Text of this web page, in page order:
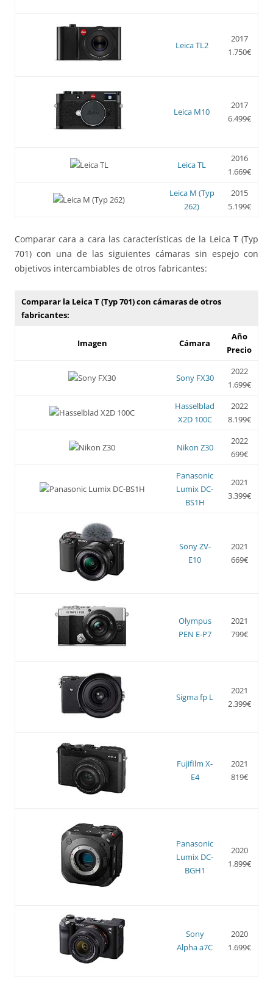
Leica TL2
2017
1.750€
Leica M10
2017
6.499€
Leica TL
2016
1.669€
Leica M (Typ
262)
2015
5.199€
Comparar cara a cara las características de la Leica T (Typ
701) con una de las siguientes cámaras sin espejo con
objetivos intercambiables de otros fabricantes:
Comparar la Leica T (Typ 701) con cámaras de otros
fabricantes:
Imagen Cámara
Año
Precio
Sony FX30
2022
1.699€
Hasselblad
X2D 100C
2022
8.199€
Nikon Z30
2022
699€
Panasonic
Lumix DC-
BS1H
2021
3.399€
Sony ZV-
E10
2021
669€
Olympus
PEN E-P7
2021
799€
Sigma fp L
2021
2.399€
Fujifilm X-
E4
2021
819€
Panasonic
Lumix DC-
BGH1
2020
1.899€
Sony
Alpha a7C
2020
1.699€